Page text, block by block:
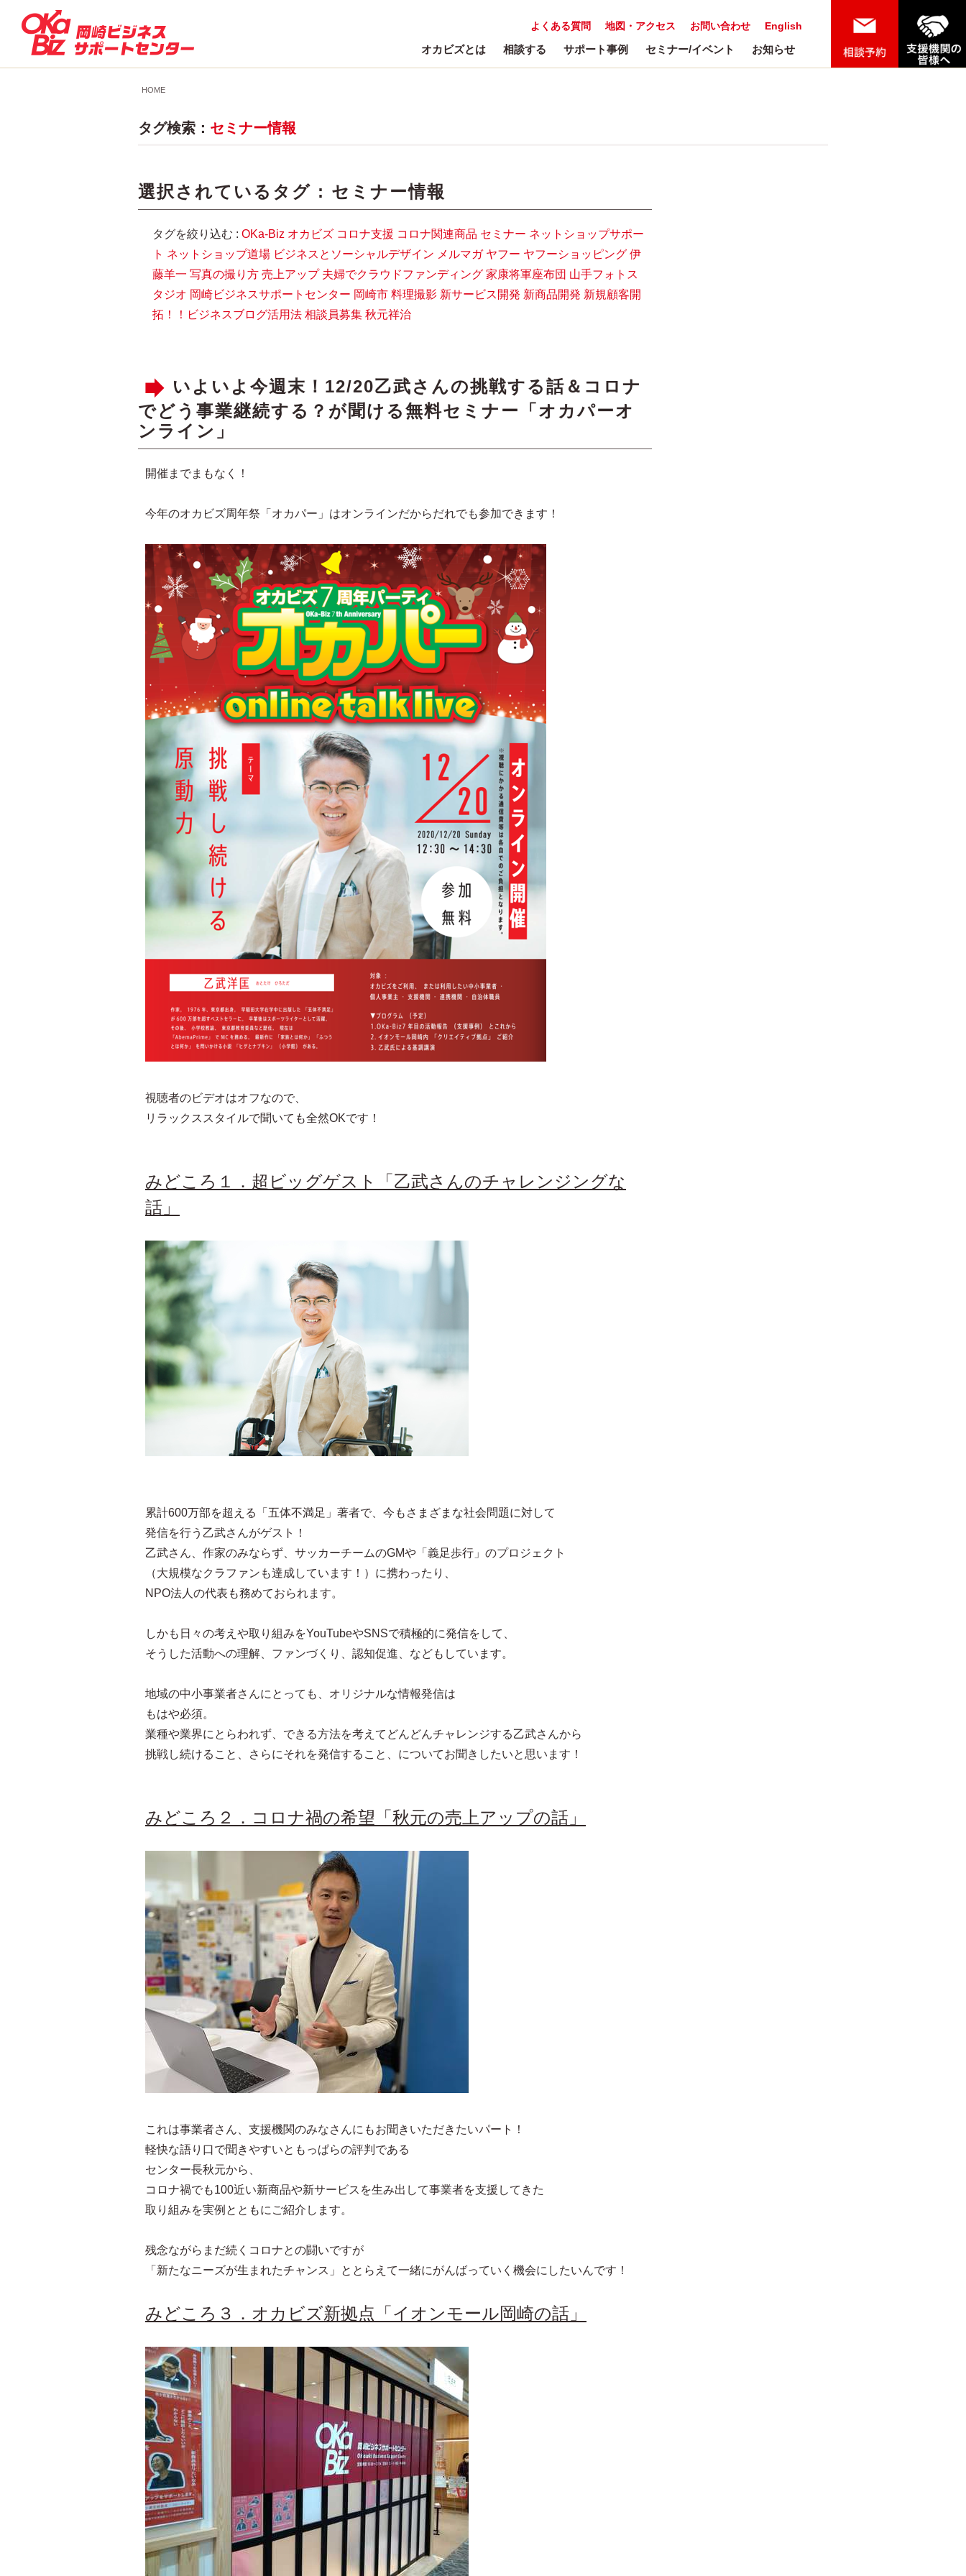
English
お問い合わせ
地図・アクセス
よくある質問
オカビズとは 相談する サポート事例 セミナー/イベント お知らせ
HOME
タグ検索： セミナー情報
選択されているタグ : セミナー情報
タグを絞り込む : OKa-Biz オカビズ コロナ支援 コロナ関連商品 セミナー ネットショップサポー
ト ネットショップ道場 ビジネスとソーシャルデザイン メルマガ ヤフー ヤフーショッピング 伊
藤羊一 写真の撮り方 売上アップ 夫婦でクラウドファンディング 家康将軍座布団 山手フォトス
タジオ 岡崎ビジネスサポートセンター 岡崎市 料理撮影 新サービス開発 新商品開発 新規顧客開
拓！！ビジネスブログ活用法 相談員募集 秋元祥治
いよいよ今週末！12/20乙武さんの挑戦する話＆コロナ
でどう事業継続する？が聞ける無料セミナー「オカパーオ
ンライン」
開催までまもなく！
今年のオカビズ周年祭「オカパー」はオンラインだからだれでも参加できます！
視聴者のビデオはオフなので、
リラックススタイルで聞いても全然OKです！
みどころ１．超ビッグゲスト「乙武さんのチャレンジングな
話」
累計600万部を超える「五体不満足」著者で、今もさまざまな社会問題に対して
発信を行う乙武さんがゲスト！
乙武さん、作家のみならず、サッカーチームのGMや「義足歩行」のプロジェクト
（大規模なクラファンも達成しています！）に携わったり、
NPO法人の代表も務めておられます。
しかも日々の考えや取り組みをYouTubeやSNSで積極的に発信をして、
そうした活動への理解、ファンづくり、認知促進、などもしています。
地域の中小事業者さんにとっても、オリジナルな情報発信は
もはや必須。
業種や業界にとらわれず、できる方法を考えてどんどんチャレンジする乙武さんから
挑戦し続けること、さらにそれを発信すること、についてお聞きしたいと思います！
みどころ２．コロナ禍の希望「秋元の売上アップの話」
これは事業者さん、支援機関のみなさんにもお聞きいただきたいパート！
軽快な語り口で聞きやすいともっぱらの評判である
センター長秋元から、
コロナ禍でも100近い新商品や新サービスを生み出して事業者を支援してきた
取り組みを実例とともにご紹介します。
残念ながらまだ続くコロナとの闘いですが
「新たなニーズが生まれたチャンス」ととらえて一緒にがんばっていく機会にしたいんです！
みどころ３．オカビズ新拠点「イオンモール岡崎の話」